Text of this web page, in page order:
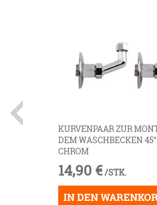
KURVENPAAR ZUR
DEM WASCHBECKEN
CHROM
14,90 € /STK.
IN DEN